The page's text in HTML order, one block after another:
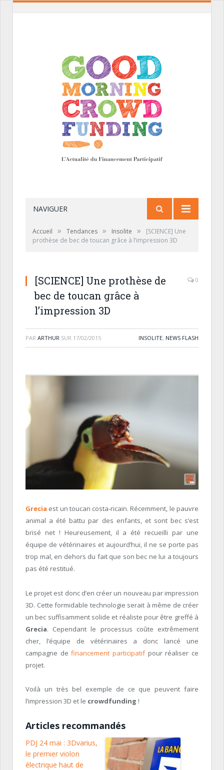
NAVIGUER
Accueil » Tendances » Insolite »
[SCIENCE] Une
prothèse de bec de toucan grâce à l’impression 3D
[SCIENCE] Une prothèse de
bec de toucan grâce à
l’impression 3D
0
PAR ARTHUR SUR 17/02/2015 INSOLITE, NEWS FLASH
Grecia est un toucan costa-ricain. Récemment, le pauvre
animal a été battu par des enfants, et sont bec s’est
brisé net ! Heureusement, il a été recueilli par une
équipe de vétérinaires et aujourd’hui, il ne se porte pas
trop mal, en dehors du fait que son bec ne lui a toujours
pas été restitué.
Le projet est donc d’en créer un nouveau par impression
3D. Cette formidable technologie serait à même de créer
un bec suffisamment solide et réaliste pour être greffé à
Grecia. Cependant le processus coûte extrêmement
cher, l’équipe de vétérinaires a donc lancé une
campagne definancement participatifpour réaliser ce
projet.
Voilà un très bel exemple de ce que peuvent faire
l’impression 3D et le crowdfunding !
Articles recommandés
PDJ 24 mai : 3Dvarius,
le premier violon
électrique haut de